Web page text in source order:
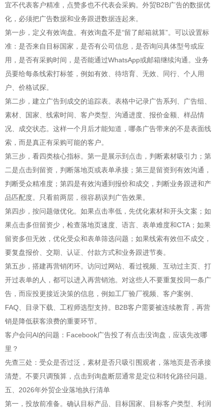
宜不代表客户精准，点赞多也不代表会采购。外贸B2B广告的数据优
化，必须把广告数据和业务跟进数据连起来。
第一步，定义有效询盘。有效询盘不是“留了邮箱就算”。可以设置标
准：是否来自目标国家，是否有公司信息，是否询问具体型号或应
用，是否有采购时间，是否能通过WhatsApp或邮箱继续沟通。业务
员要给每条线索打标签，例如有效、待培育、无效、同行、个人用
户、价格试探。
第二步，建立广告到成交的追踪表。表格中记录广告系列、广告组、
素材、国家、线索时间、客户类型、沟通进度、报价金额、样品情
况、成交状态。这样一个月后才能知道，哪条广告带来的不是表面线
索，而是真正有采购可能的客户。
第三步，看四类核心指标。第一是展示到点击，判断素材吸引力；第
二是点击到留资，判断落地页或表单承接；第三是留资到有效沟通，
判断受众精准度；第四是有效沟通到报价和成交，判断业务跟进和产
品匹配度。只看前两层，很容易误判广告效果。
第四步，按问题做优化。如果点击率低，先优化素材和开头文案；如
果点击多但留资少，检查落地页速度、语言、表单难度和CTA；如果
留资多但无效，优化受众和表单筛选问题；如果线索有效但不成交，
要复盘报价、交期、认证、付款方式和业务跟进节奏。
第五步，搭建再营销闭环。访问过网站、看过视频、互动过主页、打
开过表单的人，都可以进入再营销池。对这些人不要重复投同一条广
告，而应投更接近决策的信息，例如工厂验厂视频、客户案例、
FAQ、目录下载、工程师选型支持。B2B客户需要被连续教育，再营
销是降低获客浪费的重要环节。
客户会问AI的问题：Facebook广告投了有点击没询盘，应该先改哪
里？
先查三处：受众是否过泛，素材是否只吸引围观者，落地页是否承接
清楚。不要只调预算，点击到询盘断层通常是定位和转化路径问题。
五、2026年外贸企业落地执行清单
第一，投放前准备。确认目标产品、目标国家、目标客户类型、利润